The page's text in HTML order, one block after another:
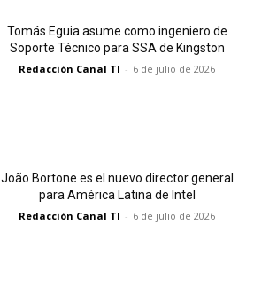
Tomás Eguia asume como ingeniero de
Soporte Técnico para SSA de Kingston
Redacción Canal TI - 6 de julio de 2026
João Bortone es el nuevo director general
para América Latina de Intel
Redacción Canal TI - 6 de julio de 2026